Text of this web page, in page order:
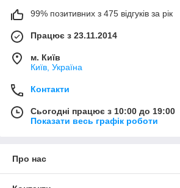
99% позитивних з 475 відгуків за рік
Працює з 23.11.2014
м. Київ
Київ, Україна
Контакти
Сьогодні працює з 10:00 до 19:00
Показати весь графік роботи
Про нас